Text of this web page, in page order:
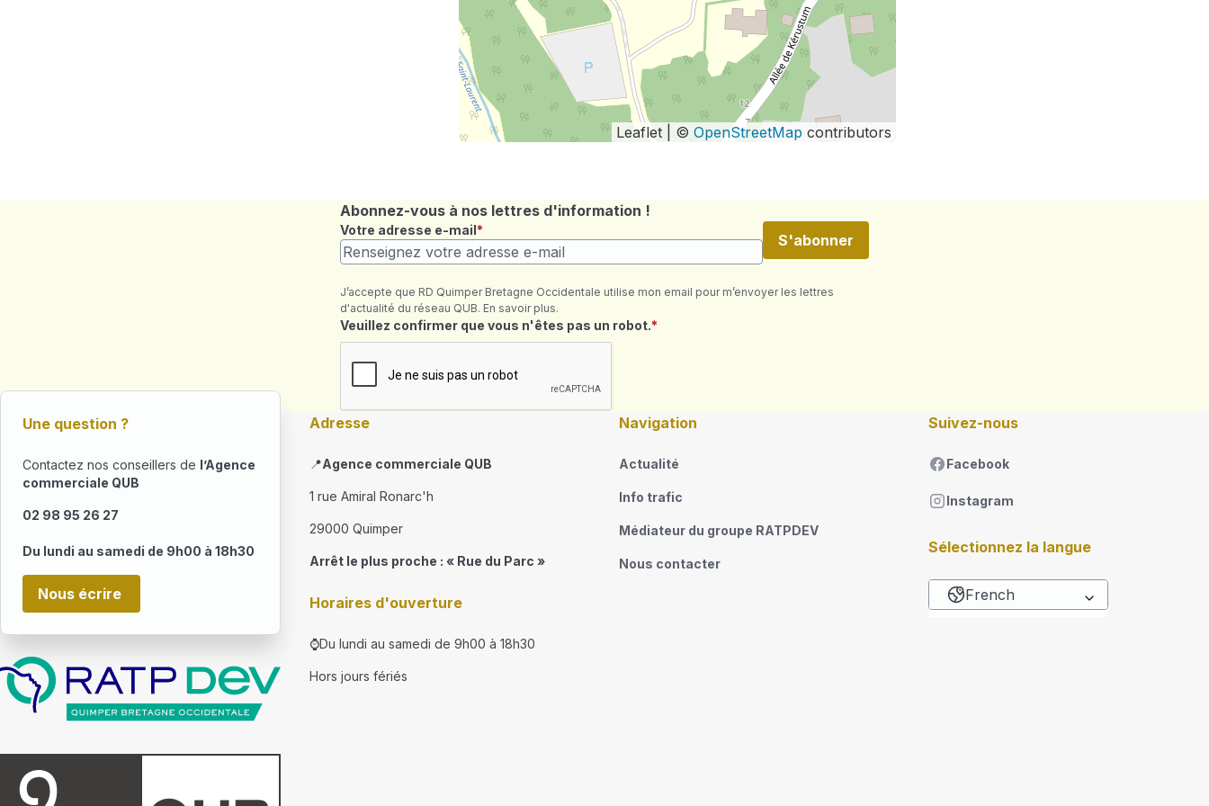
Leaflet | © OpenStreetMap contributors
Abonnez-vous à nos lettres d'information !
Votre adresse e-mail
S'abonner
J’accepte que RD Quimper Bretagne Occidentale utilise mon email pour m’envoyer les lettres
d'actualité du réseau QUB. En savoir plus.
Champ requis
Veuillez confirmer que vous n'êtes pas un robot.
Une question ?
Contactez nos conseillers de l’Agence
commerciale QUB
02 98 95 26 27
Du lundi au samedi de 9h00 à 18h30
Nous écrire
Adresse
📍Agence commerciale QUB
1 rue Amiral Ronarc'h
29000 Quimper
Arrêt le plus proche : « Rue du Parc »
Horaires d'ouverture
⌚Du lundi au samedi de 9h00 à 18h30
Hors jours fériés
Navigation
Actualité
Info trafic
Médiateur du groupe RATPDEV
Nous contacter
Suivez-nous
Facebook
Instagram
Sélectionnez la langue
French
Lister les actions